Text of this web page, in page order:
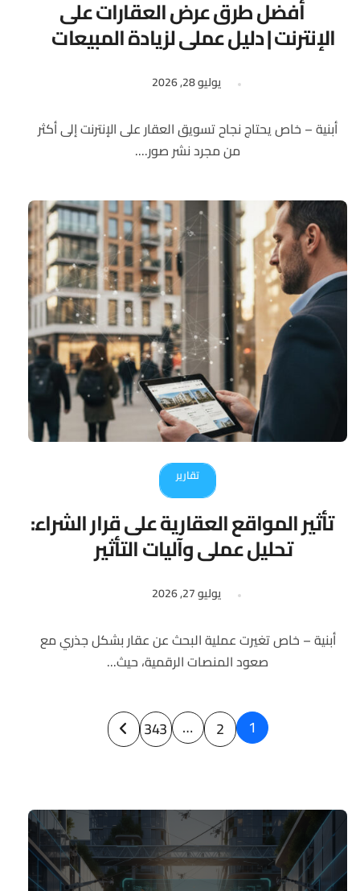
أفضل طرق عرض العقارات على
الإنترنت | دليل عملي لزيادة المبيعات
يوليو 28, 2026
أبنية – خاص يحتاج نجاح تسويق العقار على الإنترنت إلى أكثر
من مجرد نشر صور....
تقارير
تأثير المواقع العقارية على قرار الشراء:
تحليل عملي وآليات التأثير
يوليو 27, 2026
أبنية – خاص تغيرت عملية البحث عن عقار بشكل جذري مع
صعود المنصات الرقمية، حيث...
Posts
pagination
1
2
…
343